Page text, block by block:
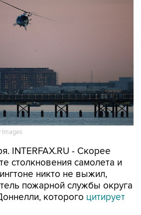
Images
INTERFAX.RU - Скорее
столкновения самолета и
никто не выжил,
пожарной службы округа
которого цитирует